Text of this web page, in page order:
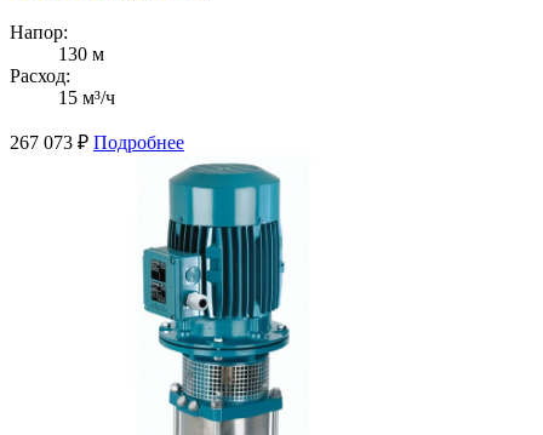
Напор:
130 м
Расход:
15 м³/ч
267 073 ₽ Подробнее